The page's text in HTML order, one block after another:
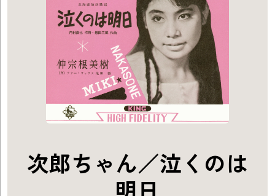
次郎ちゃん／泣くのは
明日